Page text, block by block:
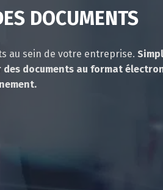
DOCUMENTS
au sein de votre entreprise.
documents au format